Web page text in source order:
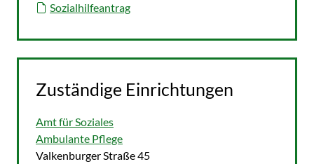
Sozialhilfeantrag
Zuständige Einrichtungen
Amt für Soziales
Ambulante Pflege
Straße:
Valkenburger StraßeHausnummer:
45